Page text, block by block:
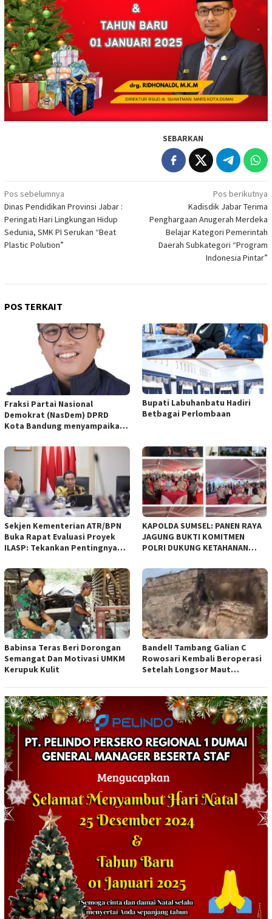
SEBARKAN
Navigasi
pos
Pos sebelumnya
Dinas Pendidikan Provinsi Jabar :
Peringati Hari Lingkungan Hidup
Sedunia, SMK PI Serukan “Beat
Plastic Polution”
Pos berikutnya
Kadisdik Jabar Terima
Penghargaan Anugerah Merdeka
Belajar Kategori Pemerintah
Daerah Subkategori “Program
Indonesia Pintar”
POS TERKAIT
Fraksi Partai Nasional
Demokrat (NasDem) DPRD
Kota Bandung menyampaikan
empat Rancangan Peraturan
Daerah (Raperda) yang
diajukan Pemerintah Kota
Bandung
Bupati Labuhanbatu Hadiri
Betbagai Perlombaan
Sekjen Kementerian ATR/BPN
Buka Rapat Evaluasi Proyek
ILASP: Tekankan Pentingnya
Anggaran
KAPOLDA SUMSEL: PANEN RAYA
JAGUNG BUKTI KOMITMEN
POLRI DUKUNG KETAHANAN
Babinsa Teras Beri Dorongan
Semangat Dan Motivasi UMKM
Kerupuk Kulit
Bandel! Tambang Galian C
Rowosari Kembali Beroperasi
Setelah Longsor Maut